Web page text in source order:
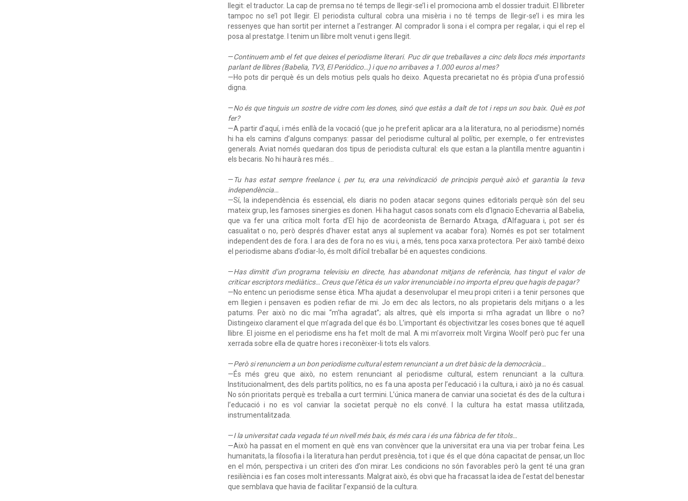
llegit: el traductor. La cap de premsa no té temps de llegir-se’l i el promociona amb el dossier traduït. El llibreter
tampoc no se’l pot llegir. El periodista cultural cobra una misèria i no té temps de llegir-se’l i es mira les
ressenyes que han sortit per internet a l’estranger. Al comprador li sona i el compra per regalar, i qui el rep el
posa al prestatge. I tenim un llibre molt venut i gens llegit.
—Continuem amb el fet que deixes el periodisme literari. Puc dir que treballaves a cinc dels llocs més importants
parlant de llibres (Babelia, TV3, El Periódico…) i que no arribaves a 1.000 euros al mes?
—Ho pots dir perquè és un dels motius pels quals ho deixo. Aquesta precarietat no és pròpia d’una professió
digna.
—No és que tinguis un sostre de vidre com les dones, sinó que estàs a dalt de tot i reps un sou baix. Què es pot
fer?
—A partir d’aquí, i més enllà de la vocació (que jo he preferit aplicar ara a la literatura, no al periodisme) només
hi ha els camins d’alguns companys: passar del periodisme cultural al polític, per exemple, o fer entrevistes
generals. Aviat només quedaran dos tipus de periodista cultural: els que estan a la plantilla mentre aguantin i
els becaris. No hi haurà res més…
—Tu has estat sempre freelance i, per tu, era una reivindicació de principis perquè això et garantia la teva
independència…
—Sí, la independència és essencial, els diaris no poden atacar segons quines editorials perquè són del seu
mateix grup, les famoses sinergies es donen. Hi ha hagut casos sonats com els d’Ignacio Echevarria al Babelia,
que va fer una crítica molt forta d’El hijo de acordeonista de Bernardo Atxaga, d’Alfaguara i, pot ser és
casualitat o no, però després d’haver estat anys al suplement va acabar fora). Només es pot ser totalment
independent des de fora. I ara des de fora no es viu i, a més, tens poca xarxa protectora. Per això també deixo
el periodisme abans d’odiar-lo, és molt difícil treballar bé en aquestes condicions.
—Has dimitit d’un programa televisiu en directe, has abandonat mitjans de referència, has tingut el valor de
criticar escriptors mediàtics… Creus que l’ètica és un valor irrenunciable i no importa el preu que hagis de pagar?
—No entenc un periodisme sense ètica. M’ha ajudat a desenvolupar el meu propi criteri i a tenir persones que
em llegien i pensaven es podien refiar de mi. Jo em dec als lectors, no als propietaris dels mitjans o a les
patums. Per això no dic mai “m’ha agradat”; als altres, què els importa si m’ha agradat un llibre o no?
Distingeixo clarament el que m’agrada del que és bo. L’important és objectivitzar les coses bones que té aquell
llibre. El joisme en el periodisme ens ha fet molt de mal. A mi m’avorreix molt Virgina Woolf però puc fer una
xerrada sobre ella de quatre hores i reconèixer-li tots els valors.
—Però si renunciem a un bon periodisme cultural estem renunciant a un dret bàsic de la democràcia…
—És més greu que això, no estem renunciant al periodisme cultural, estem renunciant a la cultura.
Institucionalment, des dels partits polítics, no es fa una aposta per l’educació i la cultura, i això ja no és casual.
No són prioritats perquè es treballa a curt termini. L’única manera de canviar una societat és des de la cultura i
l’educació i no es vol canviar la societat perquè no els convé. I la cultura ha estat massa utilitzada,
instrumentalitzada.
—I la universitat cada vegada té un nivell més baix, és més cara i és una fàbrica de fer títols…
—Això ha passat en el moment en què ens van convèncer que la universitat era una via per trobar feina. Les
humanitats, la filosofia i la literatura han perdut presència, tot i que és el que dóna capacitat de pensar, un lloc
en el món, perspectiva i un criteri des d’on mirar. Les condicions no són favorables però la gent té una gran
resiliència i es fan coses molt interessants. Malgrat això, és obvi que ha fracassat la idea de l’estat del benestar
que semblava que havia de facilitar l’expansió de la cultura.